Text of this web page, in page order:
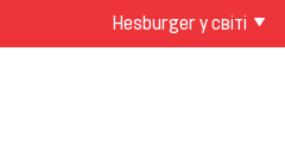
Hesburger у світі